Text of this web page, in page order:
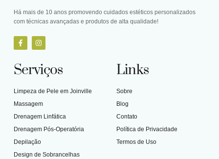
Há mais de 10 anos promovendo cuidados estéticos personalizados
com técnicas avançadas e produtos de alta qualidade!
Serviços
Limpeza de Pele em Joinville
Massagem
Drenagem Linfática
Drenagem Pós-Operatória
Depilação
Design de Sobrancelhas
Links
Sobre
Blog
Contato
Política de Privacidade
Termos de Uso